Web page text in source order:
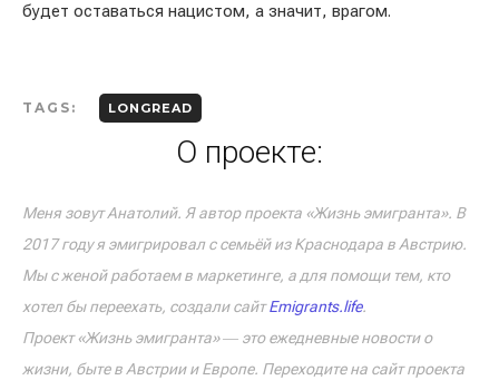
будет оставаться нацистом, а значит, врагом.
TAGS: LONGREAD
О проекте:
Меня зовут Анатолий. Я автор проекта «Жизнь эмигранта». В
2017 году я эмигрировал с семьёй из Краснодара в Австрию.
Мы с женой работаем в маркетинге, а для помощи тем, кто
хотел бы переехать, создали сайтEmigrants.life.
Проект «Жизнь эмигранта» ― это ежедневные новости о
жизни, быте в Австрии и Европе. Переходите на сайт проекта